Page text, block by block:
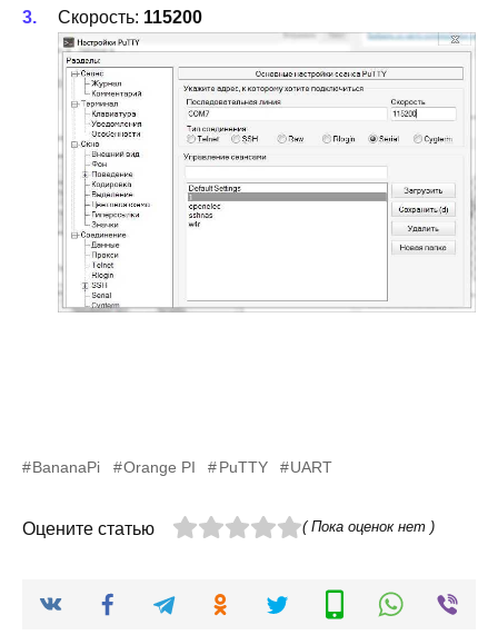
Скорость: 115200
BananaPi Orange PI PuTTY UART
Оцените статью ( Пока оценок нет )